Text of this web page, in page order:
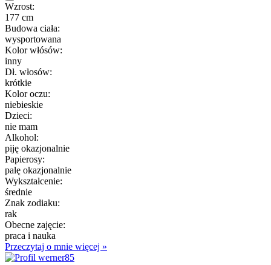
Wzrost:
177 cm
Budowa ciała:
wysportowana
Kolor włósów:
inny
Dł. włosów:
krótkie
Kolor oczu:
niebieskie
Dzieci:
nie mam
Alkohol:
piję okazjonalnie
Papierosy:
palę okazjonalnie
Wykształcenie:
średnie
Znak zodiaku:
rak
Obecne zajęcie:
praca i nauka
Przeczytaj o mnie więcej »